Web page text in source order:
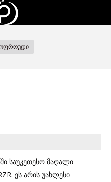
საუკეთესო მაღალი
ეს არის უახლესი